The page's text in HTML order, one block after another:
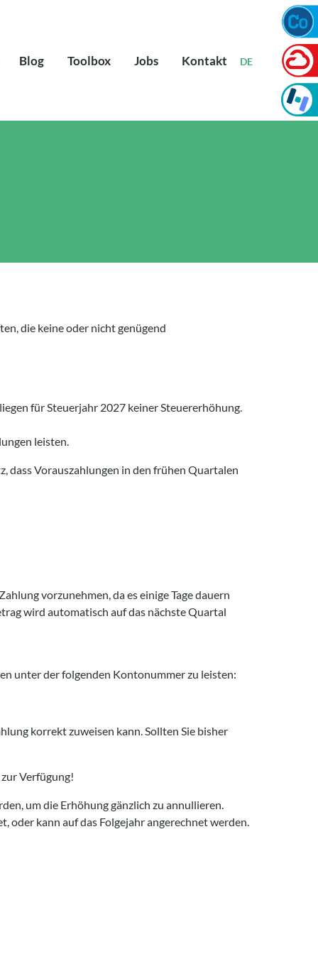
Blog Toolbox Jobs Kontakt DE
die keine oder nicht genügend
für Steuerjahr 2027 keiner Steuererhöhung.
leisten.
dass Vorauszahlungen in den frühen Quartalen
vorzunehmen, da es einige Tage dauern
wird automatisch auf das nächste Quartal
unter der folgenden Kontonummer zu leisten:
korrekt zuweisen kann. Sollten Sie bisher
Verfügung!
um die Erhöhung gänzlich zu annullieren.
oder kann auf das Folgejahr angerechnet werden.